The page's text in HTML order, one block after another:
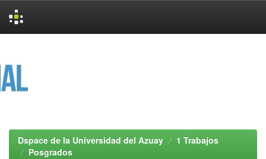
Dspace de la Universidad del Azuay
1 Trabajos
Posgrados